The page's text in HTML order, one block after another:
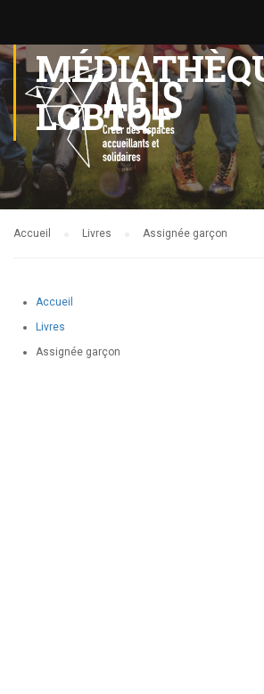
LGBTQ+
Accueil Livres Assignée garçon
Accueil
Livres
Assignée garçon